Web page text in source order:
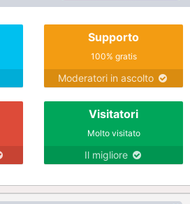
Supporto
100% gratis
Moderatori in ascolto
Visitatori
Molto visitato
Il migliore